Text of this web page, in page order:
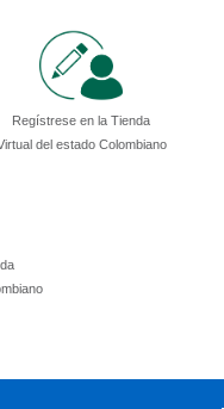
Regístrese en la Tienda
del estado Colombiano